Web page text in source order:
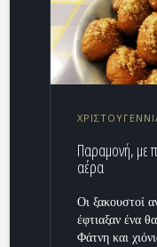
Παραμονή, με
αέρα
Οι ξακουστοί
έφτιαξαν ένα
Φάτνη και